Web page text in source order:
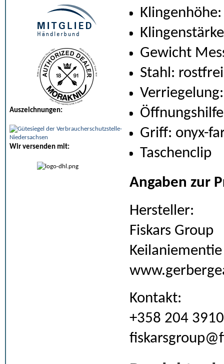
Auszeichnungen:
Wir versenden mit:
Gewicht
Stahl:
Griff: onyx-
Taschenclip
Angaben zur
Hersteller:
Fiskars Group
Kontakt:
+358 204 3910